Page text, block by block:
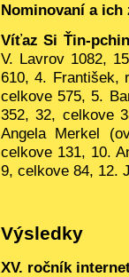
Nominovaní a ich
Víťaz Si Ťin-
V. Lavrov 1082,
610, 4. František,
celkove 575, 5.
352, 32, celkove
Angela Merkel
celkove 131, 10.
9, celkove 84, 12.
Výsledky
XV. ročník